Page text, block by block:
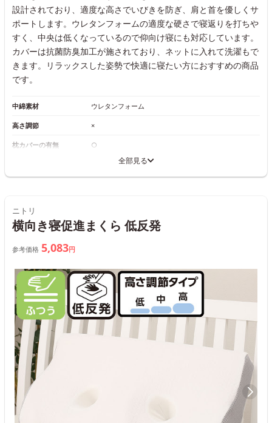
設計されており、適度な高さでいびきを防ぎ、肩と首を優しくサ
ポートします。ウレタンフォームの適度な硬さで寝返りを打ちや
すく、中央は低くなっているので仰向け寝にも対応しています。
カバーは抗菌防臭加工が施されており、ネットに入れて洗濯もで
きます。リラックスした姿勢で快適に寝たい方におすすめの商品
です。
中綿素材 ウレタンフォーム
高さ調節 ×
枕カバーの有無 ○
全部見る
ニトリ
横向き寝促進まくら 低反発
参考価格 5,083円